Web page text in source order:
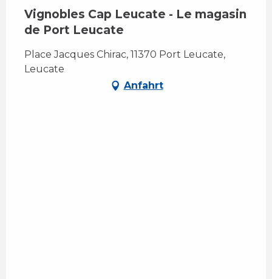
Vignobles Cap Leucate - Le magasin
de Port Leucate
Place Jacques Chirac, 11370 Port Leucate,
Leucate
Anfahrt